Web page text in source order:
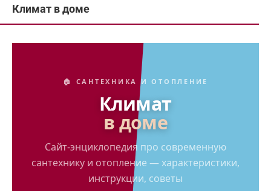
Климат в доме
🏠 САНТЕХНИКА И ОТОПЛЕНИЕ
Климат
в доме
Сайт-энциклопедия про современную
сантехнику и отопление — характеристики,
инструкции, советы